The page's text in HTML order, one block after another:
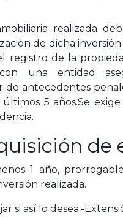
realizada
de dicha
registro de la
una entidad
de antecedentes
5 años.Se
de
1 año,
realizada.
si así lo desea.-